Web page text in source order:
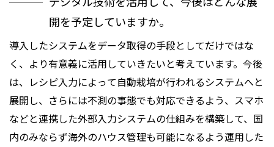
開を予定していますか。
導入したシステムをデータ取得の手段としてだけではな
く、より有意義に活用していきたいと考えています。今後
は、レシピ入力によって自動栽培が行われるシステムへと
展開し、さらには不測の事態でも対応できるよう、スマホ
などと連携した外部入力システムの仕組みを構築して、国
内のみならず海外のハウス管理も可能になるよう運用した